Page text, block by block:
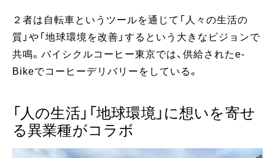
２者は自転車というツールを通じて「人々の生活の
質」や「地球環境を改善」するという大きなビジョンで
共鳴。バイシクルコーヒー東京では、供給されたe-
Bikeでコーヒーデリバリーをしている。
「人の生活」「地球環境」に想いを寄せ
る異業種がコラボ